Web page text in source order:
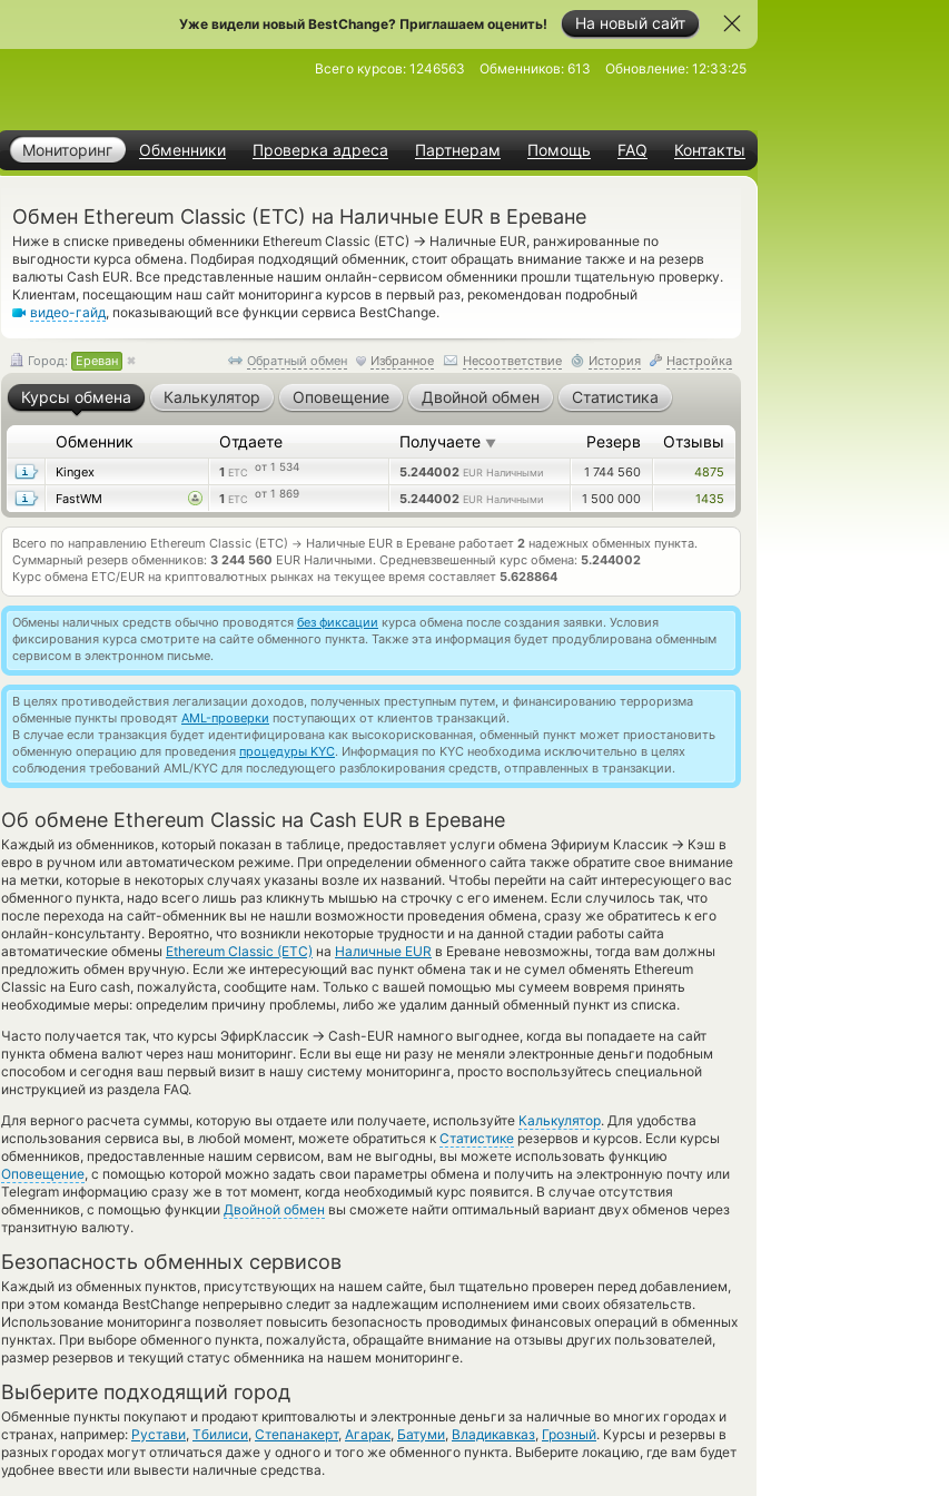
На новый сайт
Уже видели новый BestChange? Приглашаем оценить!
Мониторинг Обменники Проверка адреса Партнерам Помощь FAQ Контакты
Всего курсов: 1246563 Обменников: 613 Обновление: 12:33:25
Обмен Ethereum Classic (ETC) на Наличные EUR в Ереване
Ниже в списке приведены обменники Ethereum Classic (ETC) → Наличные EUR, ранжированные по
выгодности курса обмена. Подбирая подходящий обменник, стоит обращать внимание также и на резерв
валюты Cash EUR. Все представленные нашим онлайн-сервисом обменники прошли тщательную проверку.
Клиентам, посещающим наш сайт мониторинга курсов в первый раз, рекомендован подробный
видео-гайд, показывающий все функции сервиса BestChange.
Обратный обмен Избранное Несоответствие История Настройка
Город: Ереван
Курсы обмена Калькулятор Оповещение Двойной обмен Статистика
Обменник Отдаете Получаете ▼ Резерв Отзывы
Kingex 1 ETC от 1 534 5.244002 EUR Наличными 1 744 560
4875
FastWM
1 ETC от 1 869 5.244002 EUR Наличными 1 500 000 1435
Всего по направлению Ethereum Classic (ETC) → Наличные EUR в Ереване работает 2 надежных обменных пункта.
Суммарный резерв обменников: 3 244 560 EUR Наличными. Средневзвешенный курс обмена: 5.244002
Курс обмена ETC/EUR на криптовалютных рынках на текущее время составляет 5.628864
Обмены наличных средств обычно проводятся без фиксации курса обмена после создания заявки. Условия
фиксирования курса смотрите на сайте обменного пункта. Также эта информация будет продублирована обменным
сервисом в электронном письме.
В целях противодействия легализации доходов, полученных преступным путем, и финансированию терроризма
обменные пункты проводят AML-проверки поступающих от клиентов транзакций.
В случае если транзакция будет идентифицирована как высокорискованная, обменный пункт может приостановить
обменную операцию для проведения процедуры KYC. Информация по KYC необходима исключительно в целях
соблюдения требований AML/KYC для последующего разблокирования средств, отправленных в транзакции.
Об обмене Ethereum Classic на Cash EUR в Ереване
Каждый из обменников, который показан в таблице, предоставляет услуги обмена Эфириум Классик → Кэш в
евро в ручном или автоматическом режиме. При определении обменного сайта также обратите свое внимание
на метки, которые в некоторых случаях указаны возле их названий. Чтобы перейти на сайт интересующего вас
обменного пункта, надо всего лишь раз кликнуть мышью на строчку с его именем. Если случилось так, что
после перехода на сайт-обменник вы не нашли возможности проведения обмена, сразу же обратитесь к его
онлайн-консультанту. Вероятно, что возникли некоторые трудности и на данной стадии работы сайта
автоматические обмены Ethereum Classic (ETC) на Наличные EUR в Ереване невозможны, тогда вам должны
предложить обмен вручную. Если же интересующий вас пункт обмена так и не сумел обменять Ethereum
Classic на Euro cash, пожалуйста, сообщите нам. Только с вашей помощью мы сумеем вовремя принять
необходимые меры: определим причину проблемы, либо же удалим данный обменный пункт из списка.
Часто получается так, что курсы ЭфирКлассик → Cash-EUR намного выгоднее, когда вы попадаете на сайт
пункта обмена валют через наш мониторинг. Если вы еще ни разу не меняли электронные деньги подобным
способом и сегодня ваш первый визит в нашу систему мониторинга, просто воспользуйтесь специальной
инструкцией из раздела FAQ.
Для верного расчета суммы, которую вы отдаете или получаете, используйте Калькулятор. Для удобства
использования сервиса вы, в любой момент, можете обратиться к Статистике резервов и курсов. Если курсы
обменников, предоставленные нашим сервисом, вам не выгодны, вы можете использовать функцию
Оповещение, с помощью которой можно задать свои параметры обмена и получить на электронную почту или
Telegram информацию сразу же в тот момент, когда необходимый курс появится. В случае отсутствия
обменников, с помощью функции Двойной обмен вы сможете найти оптимальный вариант двух обменов через
транзитную валюту.
Безопасность обменных сервисов
Каждый из обменных пунктов, присутствующих на нашем сайте, был тщательно проверен перед добавлением,
при этом команда BestChange непрерывно следит за надлежащим исполнением ими своих обязательств.
Использование мониторинга позволяет повысить безопасность проводимых финансовых операций в обменных
пунктах. При выборе обменного пункта, пожалуйста, обращайте внимание на отзывы других пользователей,
размер резервов и текущий статус обменника на нашем мониторинге.
Выберите подходящий город
Обменные пункты покупают и продают криптовалюты и электронные деньги за наличные во многих городах и
странах, например: Рустави, Тбилиси, Степанакерт, Агарак, Батуми, Владикавказ, Грозный. Курсы и резервы в
разных городах могут отличаться даже у одного и того же обменного пункта. Выберите локацию, где вам будет
удобнее ввести или вывести наличные средства.